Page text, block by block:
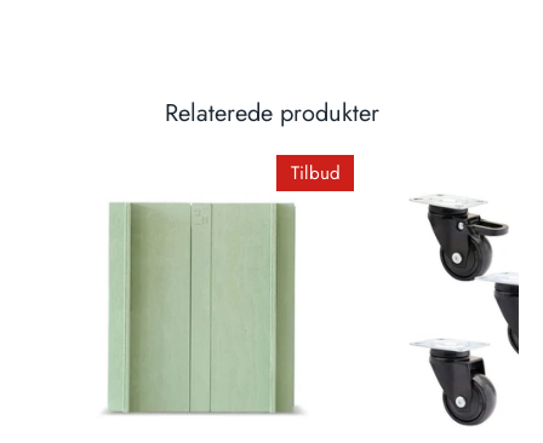
Relaterede produkter
Tilbud